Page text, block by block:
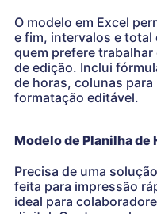
O modelo em Excel
e fim, intervalos e total
quem prefere
de edição. Inclui
de horas, colunas
formatação editável.
Modelo de Planilha de
Precisa de uma
feita para impressão
ideal para